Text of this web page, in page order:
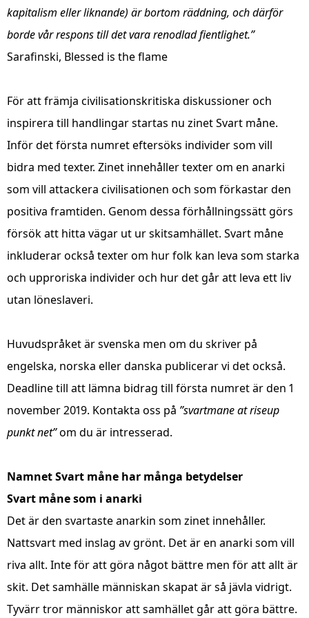
kapitalism eller liknande) är bortom räddning, och därför
borde vår respons till det vara renodlad fientlighet.”
Sarafinski, Blessed is the flame
För att främja civilisationskritiska diskussioner och
inspirera till handlingar startas nu zinet Svart måne.
Inför det första numret eftersöks individer som vill
bidra med texter. Zinet innehåller texter om en anarki
som vill attackera civilisationen och som förkastar den
positiva framtiden. Genom dessa förhållningssätt görs
försök att hitta vägar ut ur skitsamhället. Svart måne
inkluderar också texter om hur folk kan leva som starka
och upproriska individer och hur det går att leva ett liv
utan löneslaveri.
Huvudspråket är svenska men om du skriver på
engelska, norska eller danska publicerar vi det också.
Deadline till att lämna bidrag till första numret är den 1
november 2019. Kontakta oss på ”svartmane at riseup
punkt net”om du är intresserad.
Namnet Svart måne har många betydelser
Svart måne som i anarki
Det är den svartaste anarkin som zinet innehåller.
Nattsvart med inslag av grönt. Det är en anarki som vill
riva allt. Inte för att göra något bättre men för att allt är
skit. Det samhälle människan skapat är så jävla vidrigt.
Tyvärr tror människor att samhället går att göra bättre.